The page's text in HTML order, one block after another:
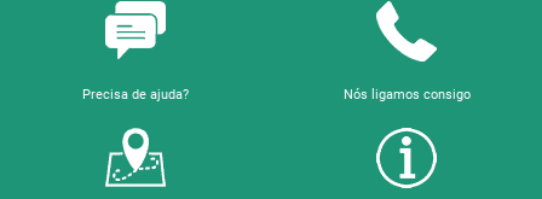
Precisa de ajuda? Nós ligamos consigo